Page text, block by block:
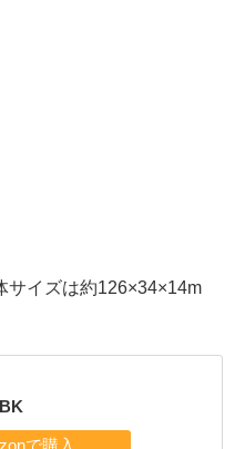
イズは約126×34×14m